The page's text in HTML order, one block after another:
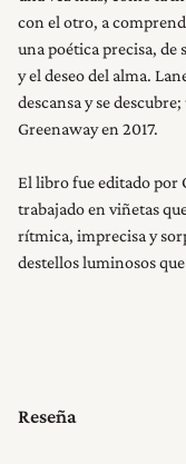
con el otro, a
una poética precisa, de
y el deseo del alma.
descansa y se
Greenaway en 2017.
El libro fue editado por
trabajado en viñetas
rítmica, imprecisa y
destellos luminosos
Reseña